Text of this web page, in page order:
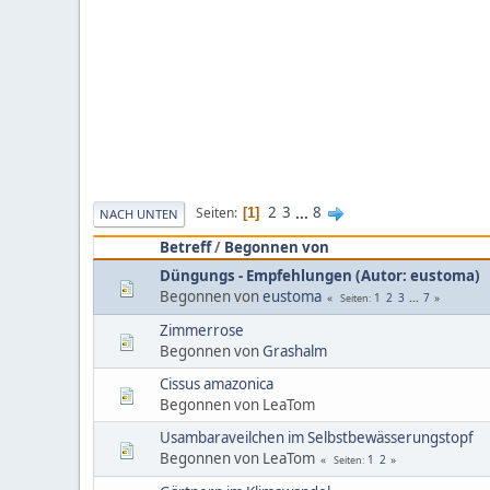
NACH UNTEN Seiten 1 2 3 ... 8
Betreff/ Begonnen von
Düngungs - Empfehlungen (Autor: eustoma)
Begonnen voneustoma Seiten 1 2 3 ... 7
Zimmerrose
Begonnen vonGrashalm
Cissus amazonica
Begonnen von LeaTom
Usambaraveilchen im Selbstbewässerungstopf
Begonnen von LeaTom
Seiten 1 2